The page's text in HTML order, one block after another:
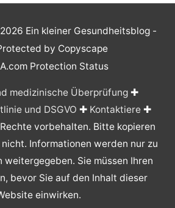
Ein kleiner Gesundheitsblog -
medizinische Überprüfung✚
und DSGVO ✚ Kontaktiere✚
vorbehalten. Bitte kopieren
Informationen werden nur zu
weitergegeben. Sie müssen Ihren
bevor Sie auf den Inhalt dieser
einwirken.